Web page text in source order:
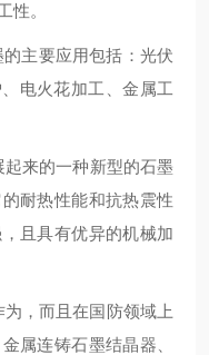
性。
主要应用包括：光伏
电火花加工、金属工
来的一种新型的石墨
耐热性能和抗热震性
且具有优异的机械加
，而且在国防领域上
属连铸石墨结晶器、